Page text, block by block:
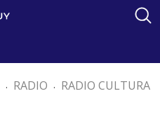
. RADIO . RADIO CULTURA